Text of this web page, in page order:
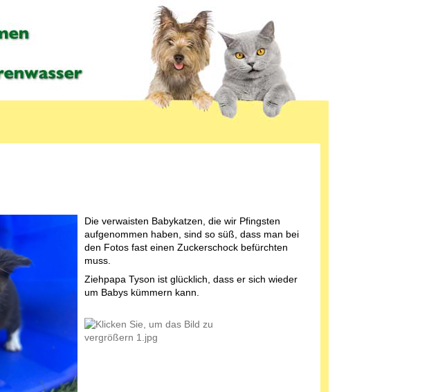
Die verwaisten Babykatzen, die wir Pfingsten
aufgenommen haben, sind so süß, dass man bei
den Fotos fast einen Zuckerschock befürchten
muss.
Ziehpapa Tyson ist glücklich, dass er sich wieder
um Babys kümmern kann.